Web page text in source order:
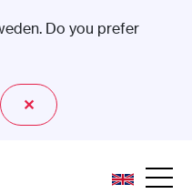
Do you prefer
✕